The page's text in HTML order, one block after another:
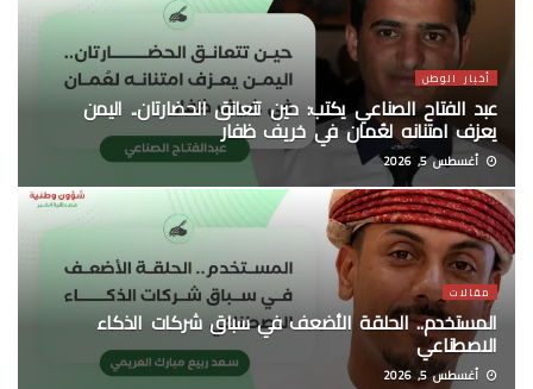
أخبار الوطن
عبد الفتاح الصناعي يكتب: حين تتعانق الحضارتان.. اليمن
يعزف امتنانه لعُمان في خريف ظفار
أغسطس 5, 2026
مقالات
المستخدم.. الحلقة الأضعف في سباق شركات الذكاء
الاصطناعي
أغسطس 5, 2026